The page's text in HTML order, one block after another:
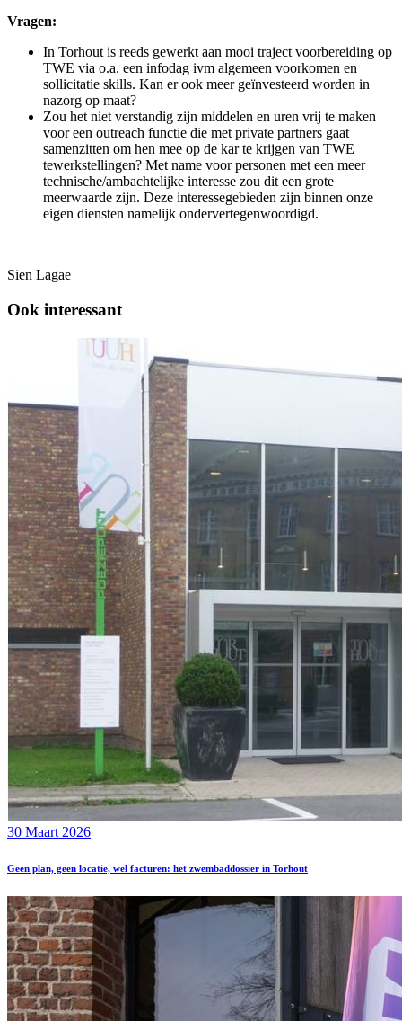
Vragen:
In Torhout is reeds gewerkt aan mooi traject voorbereiding op
TWE via o.a. een infodag ivm algemeen voorkomen en
sollicitatie skills. Kan er ook meer geïnvesteerd worden in
nazorg op maat?
Zou het niet verstandig zijn middelen en uren vrij te maken
voor een outreach functie die met private partners gaat
samenzitten om hen mee op de kar te krijgen van TWE
tewerkstellingen? Met name voor personen met een meer
technische/ambachtelijke interesse zou dit een grote
meerwaarde zijn. Deze interessegebieden zijn binnen onze
eigen diensten namelijk ondervertegenwoordigd.
Sien Lagae
Ook interessant
30 Maart 2026
Geen plan, geen locatie, wel facturen: het zwembaddossier in Torhout